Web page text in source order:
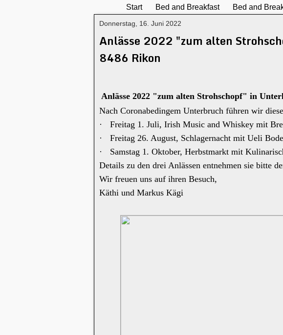
Start Bed and Breakfast Bed and
Donnerstag, 16. Juni 2022
Anlässe 2022 "zum alten
8486 Rikon
Anlässe 2022 "zum alten Strohschopf" in
Nach Coronabedingem Unterbruch führen wir
·
Freitag 1. Juli, Irish Music and Whiskey mit
·
Freitag 26. August, Schlagernacht mit Ueli
·
Samstag 1. Oktober, Herbstmarkt mit
Details zu den drei Anlässen entnehmen sie bitte
Wir freuen uns auf ihren Besuch,
Käthi und Markus Kägi